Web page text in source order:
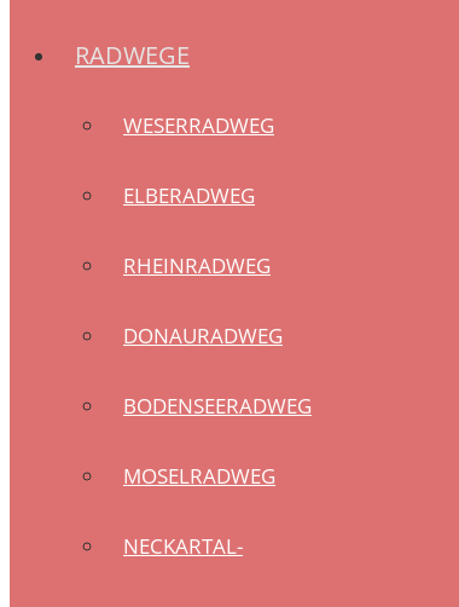
RADWEGE
WESERRADWEG
ELBERADWEG
RHEINRADWEG
DONAURADWEG
BODENSEERADWEG
MOSELRADWEG
NECKARTAL-